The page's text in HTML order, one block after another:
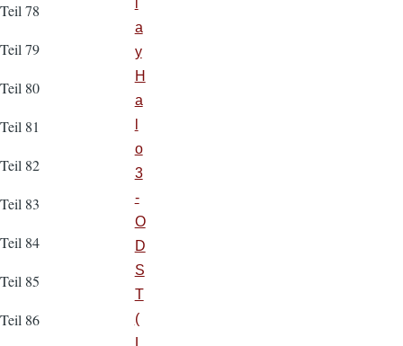
Teil 78
Teil 79
Teil 80
Teil 81
Teil 82
Teil 83
Teil 84
Teil 85
Teil 86
a
y
H
a
o
3
-
O
D
S
T
(